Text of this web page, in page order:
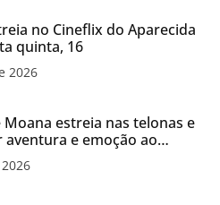
no Cineflix do Aparecida
quinta, 16
2026
Moana estreia nas telonas e
e emoção ao
Shopping